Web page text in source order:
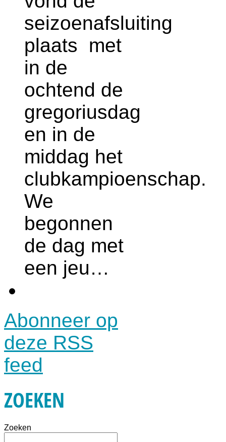
seizoenafsluiting
plaats met
in de
ochtend de
gregoriusdag
en in de
middag het
clubkampioenschap.
We
begonnen
de dag met
een jeu…
Abonneer op
deze RSS
feed
ZOEKEN
Zoeken